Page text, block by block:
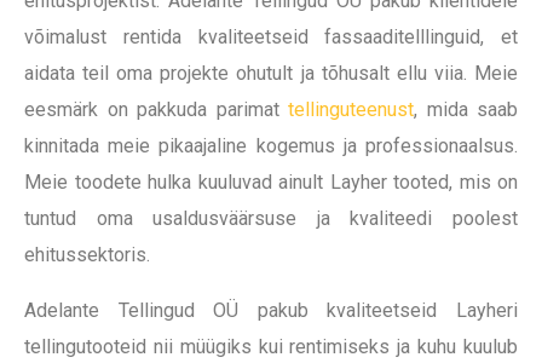
võimalust rentida kvaliteetseid fassaaditelllinguid, et
aidata teil oma projekte ohutult ja tõhusalt ellu viia. Meie
eesmärk on pakkuda parimat tellinguteenust, mida saab
kinnitada meie pikaajaline kogemus ja professionaalsus.
Meie toodete hulka kuuluvad ainult Layher tooted, mis on
tuntud oma usaldusväärsuse ja kvaliteedi poolest
ehitussektoris.
Adelante Tellingud OÜ pakub kvaliteetseid Layheri
tellingutooteid nii müügiks kui rentimiseks ja kuhu kuulub